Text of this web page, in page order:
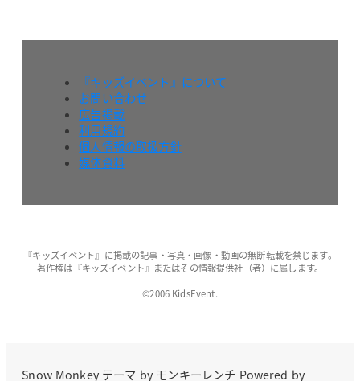
『キッズイベント』について
お問い合わせ
広告掲載
利用規約
個人情報の取扱方針
媒体資料
『キッズイベント』に掲載の記事・写真・画像・動画の無断転載を禁じます。
著作権は『キッズイベント』またはその情報提供社（者）に属します。
©2006 KidsEvent.
Snow Monkeyテーマ by モンキーレンチ Powered by